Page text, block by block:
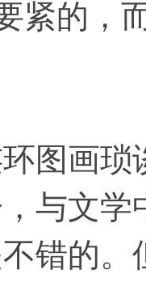
紧的，
画琐
与文
错的